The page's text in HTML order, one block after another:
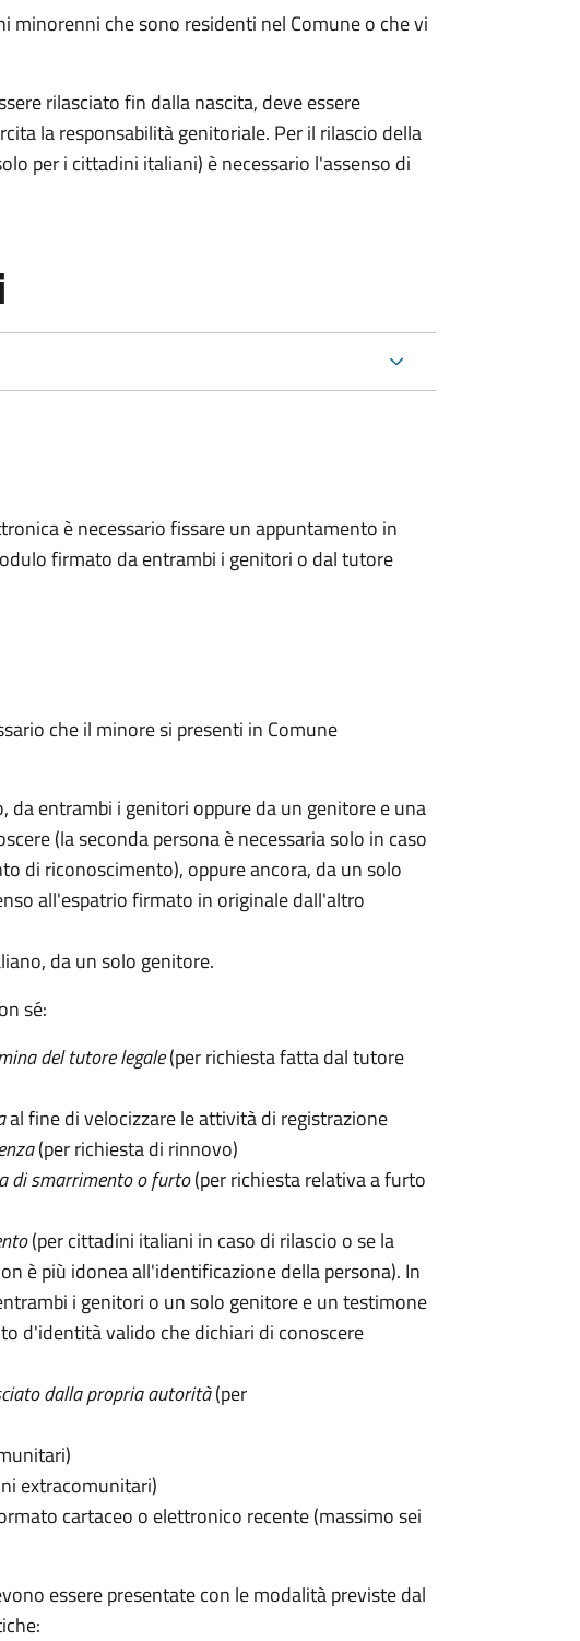
minorenni che sono residenti nel Comune o che vi
rilasciato fin dalla nascita, deve essere
la responsabilità genitoriale. Per il rilascio della
per i cittadini italiani) è necessario l'assenso di
è necessario fissare un appuntamento in
firmato da entrambi i genitori o dal tutore
che il minore si presenti in Comune
entrambi i genitori oppure da un genitore e una
(la seconda persona è necessaria solo in caso
di riconoscimento), oppure ancora, da un solo
all'espatrio firmato in originale dall'altro
da un solo genitore.
sé:
del tutore legale(per richiesta fatta dal tutore
al fine di velocizzare le attività di registrazione
(per richiesta di rinnovo)
di smarrimento o furto(per richiesta relativa a furto
(per cittadini italiani in caso di rilascio o se la
è più idonea all'identificazione della persona). In
i genitori o un solo genitore e un testimone
d'identità valido che dichiari di conoscere
dalla propria autorità(per
extracomunitari)
cartaceo o elettronico recente (massimo sei
essere presentate con le modalità previste dal
: